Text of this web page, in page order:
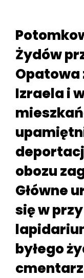
Żydów
Opatowa
Izraela i
obozu
Główne
się w
byłego